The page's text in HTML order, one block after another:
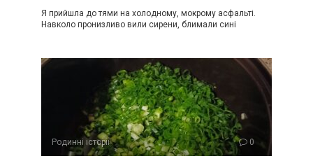
Я прийшла до тями на холодному, мокрому асфальті.
Навколо пронизливо вили сирени, блимали сині
Родинні історії 0